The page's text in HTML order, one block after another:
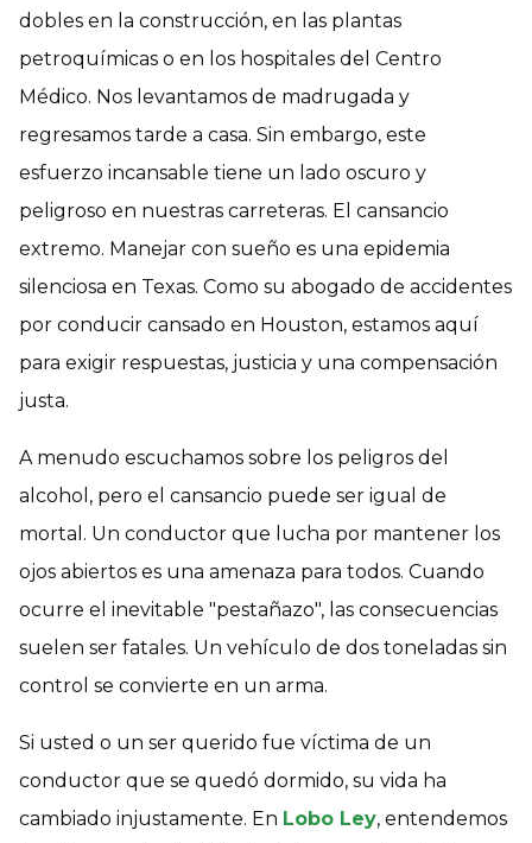
dobles en la construcción, en las plantas
petroquímicas o en los hospitales del Centro
Médico. Nos levantamos de madrugada y
regresamos tarde a casa. Sin embargo, este
esfuerzo incansable tiene un lado oscuro y
peligroso en nuestras carreteras. El cansancio
extremo. Manejar con sueño es una epidemia
silenciosa en Texas. Como su abogado de accidentes
por conducir cansado en Houston, estamos aquí
para exigir respuestas, justicia y una compensación
justa.
A menudo escuchamos sobre los peligros del
alcohol, pero el cansancio puede ser igual de
mortal. Un conductor que lucha por mantener los
ojos abiertos es una amenaza para todos. Cuando
ocurre el inevitable "pestañazo", las consecuencias
suelen ser fatales. Un vehículo de dos toneladas sin
control se convierte en un arma.
Si usted o un ser querido fue víctima de un
conductor que se quedó dormido, su vida ha
cambiado injustamente. En Lobo Ley, entendemos